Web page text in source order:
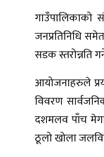
गाउँपालिकाको
जनप्रतिनिधि
सडक स्तरोन्नति
आयोजनाहरुले
विवरण
दशमलव पाँच
ठूलो खोला